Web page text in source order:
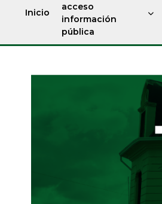
Inicio
acceso
información
pública